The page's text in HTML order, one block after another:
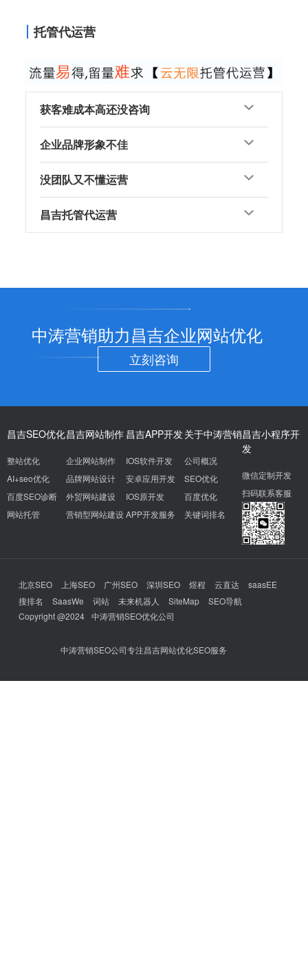
托管代运营
获客难成本高还没咨询
企业品牌形象不佳
没团队又不懂运营
昌吉托管代运营
中涛营销助力昌吉企业网站优化
立刻咨询
昌吉SEO优化
整站优化
AI+seo优化
百度SEO诊断
网站托管
昌吉网站制作
企业网站制作
品牌网站设计
外贸网站建设
营销型网站建设
昌吉APP开发
IOS软件开发
安卓应用开发
IOS原开发
APP开发服务
关于中涛营销
公司概况
SEO优化
百度优化
关键词排名
昌吉小程序开
发
微信定制开发
扫码联系客服
北京SEO 上海SEO 广州SEO 深圳SEO 煜程 云直达
saasEE
搜排名
SaasWe 词站 未来机器人 SiteMap
SEO导航
Copyright @2024 中涛营销SEO优化公司
中涛营销SEO公司专注昌吉网站优化SEO服务